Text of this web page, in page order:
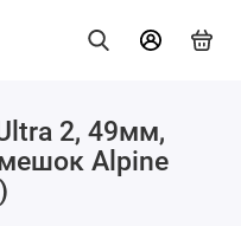
2, 49мм,
Alpine